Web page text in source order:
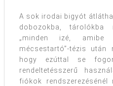
A sok irodai bigyót
dobozokba, tárolókba
„minden izé, amibe
mécsestartó”-tézis
hogy ezúttal se
rendeltetésszerű
fiókok